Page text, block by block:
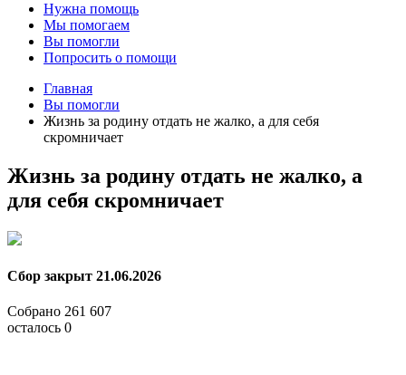
Нужна помощь
Мы помогаем
Вы помогли
Попросить о помощи
Главная
Вы помогли
Жизнь за родину отдать не жалко, а для себя
скромничает
Жизнь за родину отдать не жалко, а
для себя скромничает
Сбор закрыт 21.06.2026
Собрано 261 607
осталось 0